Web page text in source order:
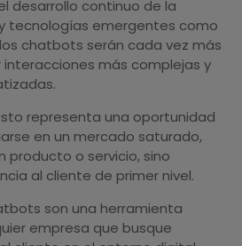
desarrollo continuo de la
tecnologías emergentes como
chatbots serán cada vez más
más complejas y
representa una oportunidad
en un mercado saturado,
producto o servicio, sino
al cliente de primer nivel.
son una herramienta
empresa que busque